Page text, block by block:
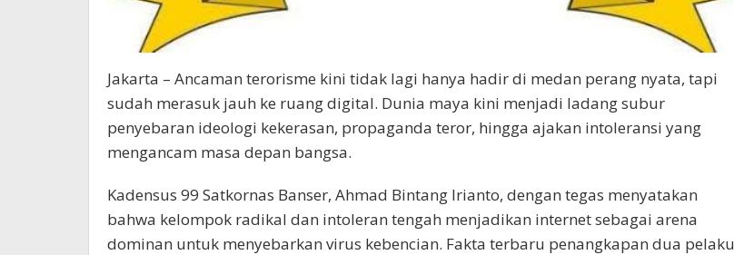
Jakarta – Ancaman terorisme kini tidak lagi hanya hadir di medan perang nyata, tapi
sudah merasuk jauh ke ruang digital. Dunia maya kini menjadi ladang subur
penyebaran ideologi kekerasan, propaganda teror, hingga ajakan intoleransi yang
mengancam masa depan bangsa.
Kadensus 99 Satkornas Banser, Ahmad Bintang Irianto, dengan tegas menyatakan
bahwa kelompok radikal dan intoleran tengah menjadikan internet sebagai arena
dominan untuk menyebarkan virus kebencian. Fakta terbaru penangkapan dua pelaku